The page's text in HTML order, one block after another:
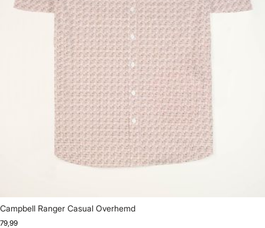
Campbell Ranger Casual Overhemd
79,99